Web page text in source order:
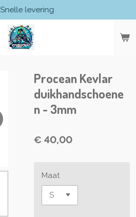
Snelle levering
Procean Kevlar
duikhandschoene
n - 3mm
€ 40,00
Maat